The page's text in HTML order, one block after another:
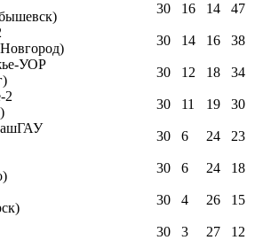
30 16 14 47
30 14 16 38
УОР
30 12 18 34
2
30 11 19 30
30 6 24 23
30 6 24 18
30 4 26 15
30 3 27 12